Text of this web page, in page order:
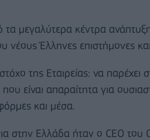
μεγαλύτερα κέντρα
Έλληνες επιστήμονες
της Εταιρείας: να παρέχει
είναι απαραίτητα για
και μέσα.
στην Ελλάδα ήταν ο CEO του